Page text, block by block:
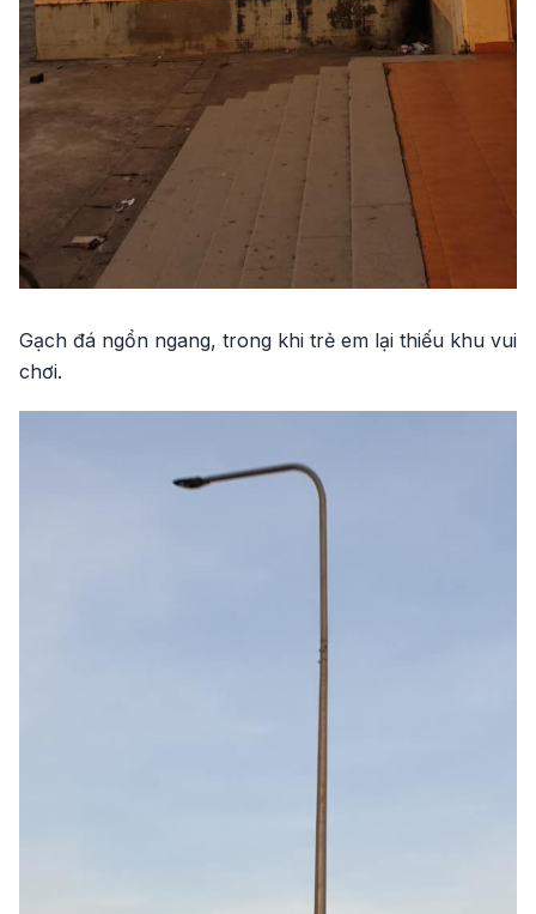
Gạch đá ngổn ngang, trong khi trẻ em lại thiếu khu vui
chơi.